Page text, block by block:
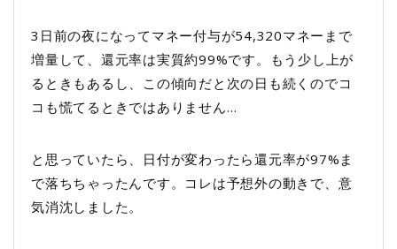
3日前の夜になってマネー付与が54,320マネーまで
増量して、還元率は実質約99%です。もう少し上が
るときもあるし、この傾向だと次の日も続くのでコ
コも慌てるときではありません…
と思っていたら、日付が変わったら還元率が97%ま
で落ちちゃったんです。コレは予想外の動きで、意
気消沈しました。